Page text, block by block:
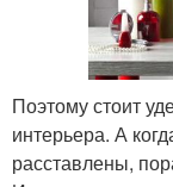
Поэтому стоит
интерьера. А
расставлены,